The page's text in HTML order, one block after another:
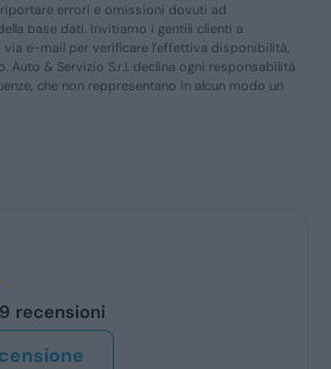
errori e omissioni dovuti ad
base dati. Invitiamo i gentili clienti a
e-mail per verificare l’effettiva disponibilità,
Auto & Servizio S.r.l. declina ogni responsabilità
che non reppresentano in alcun modo un
recensioni